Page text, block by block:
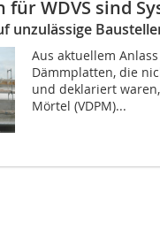
für WDVS sind
unzulässige
Aus aktuellem
Dämmplatten, die
und deklariert
Mörtel (VDPM)...